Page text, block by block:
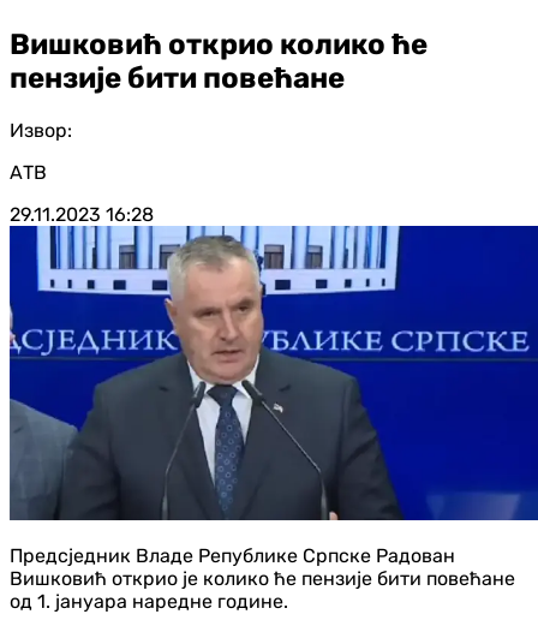
Вишковић открио колико ће
пензије бити повећане
Извор:
АТВ
29.11.2023 16:28
Предсједник Владе Републике Српске Радован
Вишковић открио је колико ће пензије бити повећане
од 1. јануара наредне године.